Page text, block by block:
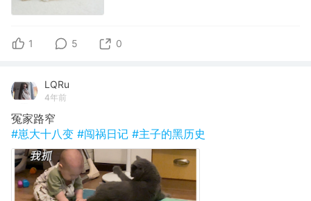
1 5 0
LQRu
4年前
冤家路窄
#崽大十八变 #闯祸日记 #主子的黑历史